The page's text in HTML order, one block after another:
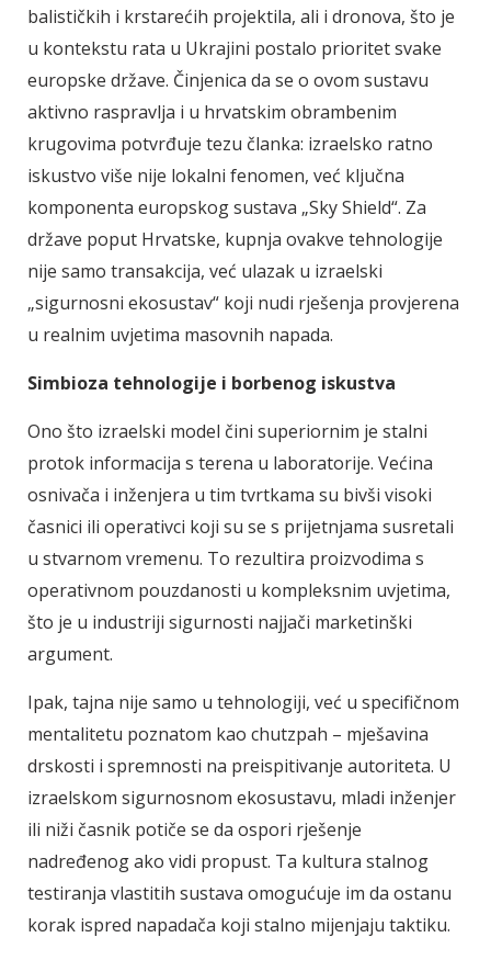
balističkih i krstarećih projektila, ali i dronova, što je
u kontekstu rata u Ukrajini postalo prioritet svake
europske države. Činjenica da se o ovom sustavu
aktivno raspravlja i u hrvatskim obrambenim
krugovima potvrđuje tezu članka: izraelsko ratno
iskustvo više nije lokalni fenomen, već ključna
komponenta europskog sustava „Sky Shield“. Za
države poput Hrvatske, kupnja ovakve tehnologije
nije samo transakcija, već ulazak u izraelski
„sigurnosni ekosustav“ koji nudi rješenja provjerena
u realnim uvjetima masovnih napada.
Simbioza tehnologije i borbenog iskustva
Ono što izraelski model čini superiornim je stalni
protok informacija s terena u laboratorije. Većina
osnivača i inženjera u tim tvrtkama su bivši visoki
časnici ili operativci koji su se s prijetnjama susretali
u stvarnom vremenu. To rezultira proizvodima s
operativnom pouzdanosti u kompleksnim uvjetima,
što je u industriji sigurnosti najjači marketinški
argument.
Ipak, tajna nije samo u tehnologiji, već u specifičnom
mentalitetu poznatom kao chutzpah – mješavina
drskosti i spremnosti na preispitivanje autoriteta. U
izraelskom sigurnosnom ekosustavu, mladi inženjer
ili niži časnik potiče se da ospori rješenje
nadređenog ako vidi propust. Ta kultura stalnog
testiranja vlastitih sustava omogućuje im da ostanu
korak ispred napadača koji stalno mijenjaju taktiku.